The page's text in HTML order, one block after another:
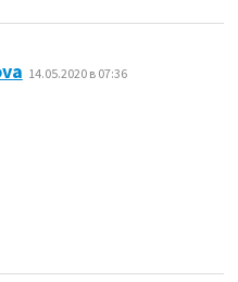
14.05.2020 в 07:36